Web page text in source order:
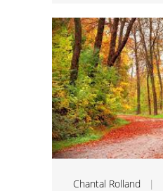
Chantal Rolland |